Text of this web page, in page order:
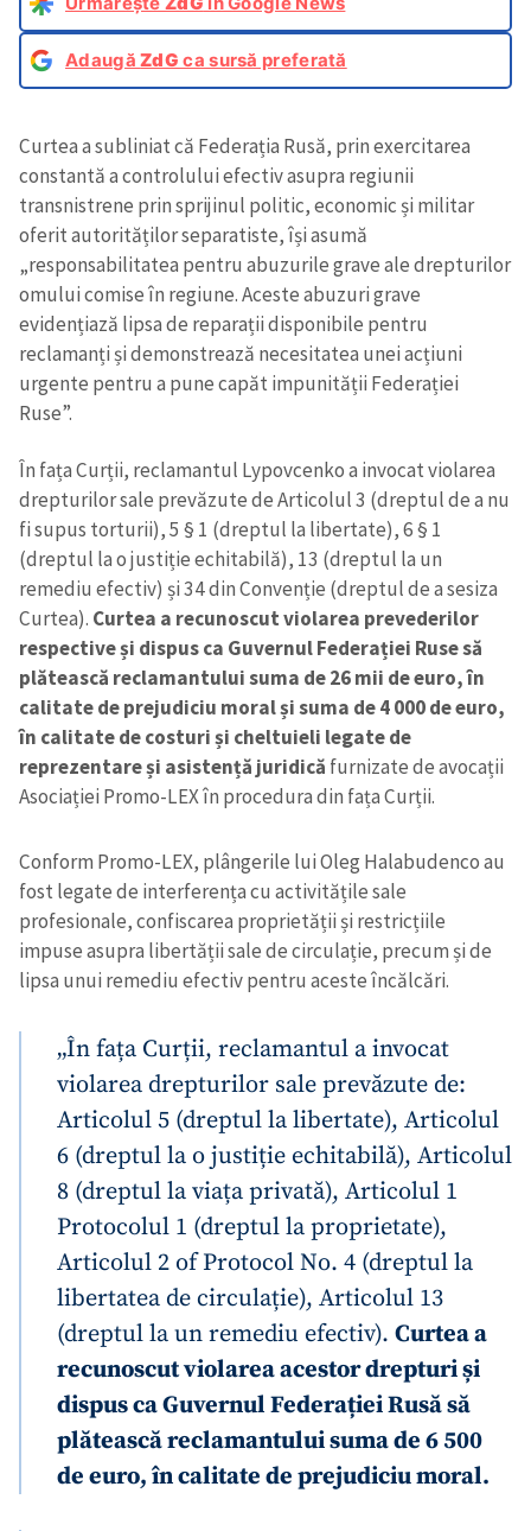
AdaugăZdG ca sursă preferată
Curtea a subliniat că Federația Rusă, prin exercitarea
constantă a controlului efectiv asupra regiunii
transnistrene prin sprijinul politic, economic și militar
oferit autorităților separatiste, își asumă
„responsabilitatea pentru abuzurile grave ale drepturilor
omului comise în regiune. Aceste abuzuri grave
evidențiază lipsa de reparații disponibile pentru
reclamanți și demonstrează necesitatea unei acțiuni
urgente pentru a pune capăt impunității Federației
Ruse”.
În fața Curții, reclamantul Lypovcenko a invocat violarea
drepturilor sale prevăzute de Articolul 3 (dreptul de a nu
fi supus torturii), 5 § 1 (dreptul la libertate), 6 § 1
(dreptul la o justiție echitabilă), 13 (dreptul la un
remediu efectiv) și 34 din Convenție (dreptul de a sesiza
Curtea). Curtea a recunoscut violarea prevederilor
respective și dispus ca Guvernul Federației Ruse să
plătească reclamantului suma de 26 mii de euro, în
calitate de prejudiciu moral și suma de 4 000 de euro,
în calitate de costuri și cheltuieli legate de
reprezentare și asistență juridică furnizate de avocații
Asociației Promo-LEX în procedura din fața Curții.
Conform Promo-LEX, plângerile lui Oleg Halabudenco au
fost legate de interferența cu activitățile sale
profesionale, confiscarea proprietății și restricțiile
impuse asupra libertății sale de circulație, precum și de
lipsa unui remediu efectiv pentru aceste încălcări.
„În fața Curții, reclamantul a invocat
violarea drepturilor sale prevăzute de:
Articolul 5 (dreptul la libertate), Articolul
6 (dreptul la o justiție echitabilă), Articolul
8 (dreptul la viața privată), Articolul 1
Protocolul 1 (dreptul la proprietate),
Articolul 2 of Protocol No. 4 (dreptul la
libertatea de circulație), Articolul 13
(dreptul la un remediu efectiv). Curtea a
recunoscut violarea acestor drepturi și
dispus ca Guvernul Federației Rusă să
plătească reclamantului suma de 6 500
de euro, în calitate de prejudiciu moral.